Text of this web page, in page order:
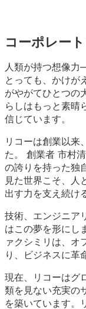
コーポレー
人類が持つ想像
とっても、かけが
がやがてひとつの
らしはもっと素晴
信じています。
リコーは創業以来
た。 創業者 市村
の誇りを持った独
見た世界こそ、人
出す力を支え続け
技術、エンジニア
はこの夢を形にし
ァクシミリは、オ
り、ビジネスに革
現在、リコーはグ
類を見ない充実の
を築いています。